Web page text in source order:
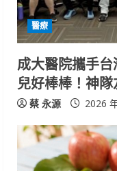
醫療
成大醫院攜手
兒好棒棒！神隊
蔡 永源 2026